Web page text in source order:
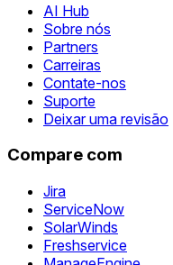
AI Hub
Sobre nós
Partners
Carreiras
Contate-nos
Suporte
Deixar uma revisão
Compare com
Jira
ServiceNow
SolarWinds
Freshservice